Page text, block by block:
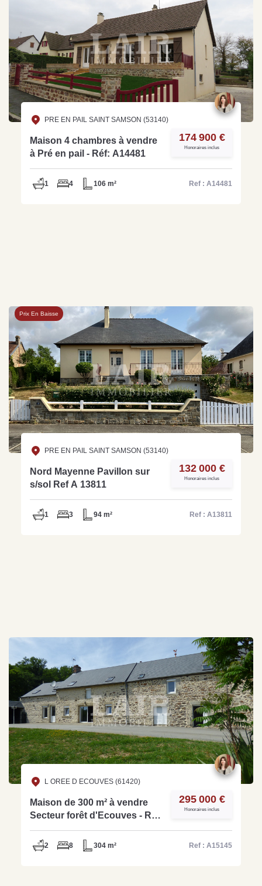
PRE EN PAIL SAINT SAMSON (53140)
Maison 4 chambres à vendre
à Pré en pail - Réf: A14481
174 900 €
Honoraires inclus
1 4 106 m² Ref : A14481
Prix En Baisse
PRE EN PAIL SAINT SAMSON (53140)
Nord Mayenne Pavillon sur
s/sol Ref A 13811
132 000 €
Honoraires inclus
1 3 94 m² Ref : A13811
L OREE D ECOUVES (61420)
Maison de 300 m² à vendre
Secteur forêt d'Ecouves - Réf
: A15145
295 000 €
Honoraires inclus
2 8 304 m² Ref : A15145